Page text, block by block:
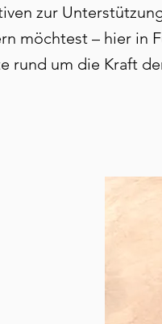
zur
möchtest – hier in
rund um die Kraft